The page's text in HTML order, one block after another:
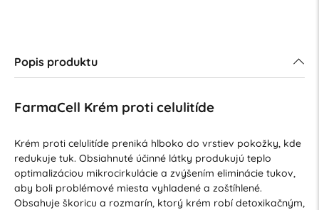
Popis produktu
FarmaCell Krém proti celulitíde
Krém proti celulitíde preniká hlboko do vrstiev pokožky, kde
redukuje tuk. Obsiahnuté účinné látky produkujú teplo
optimalizáciou mikrocirkulácie a zvýšením eliminácie tukov,
aby boli problémové miesta vyhladené a zoštíhlené.
Obsahuje škoricu a rozmarín, ktorý krém robí detoxikačným,